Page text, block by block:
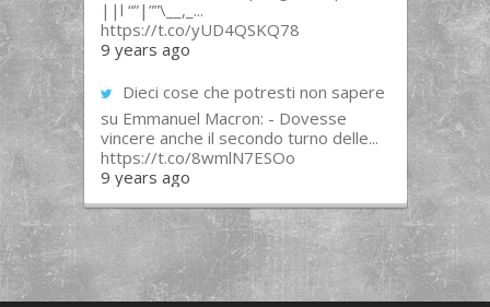
||l “”|””\__,_...
https://t.co/yUD4QSKQ78
9 years ago
Dieci cose che potresti non sapere
su Emmanuel Macron: - Dovesse
vincere anche il secondo turno delle...
https://t.co/8wmlN7ESOo
9 years ago